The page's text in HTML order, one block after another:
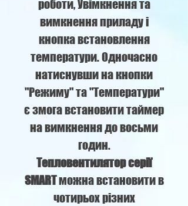
роботи, Увімкнення та
вимкнення приладу і
кнопка встановлення
температури. Одночасно
натиснувши на кнопки
"Режиму" та "Температури"
є змога встановити таймер
на вимкнення до восьми
годин.
Тепловентилятор серії
SMARTможна встановити в
чотирьох різних